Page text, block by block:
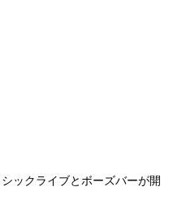
ックライブとボーズバーが開